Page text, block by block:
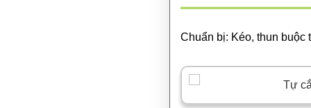
Chuẩn bị: Kéo, thun buộc